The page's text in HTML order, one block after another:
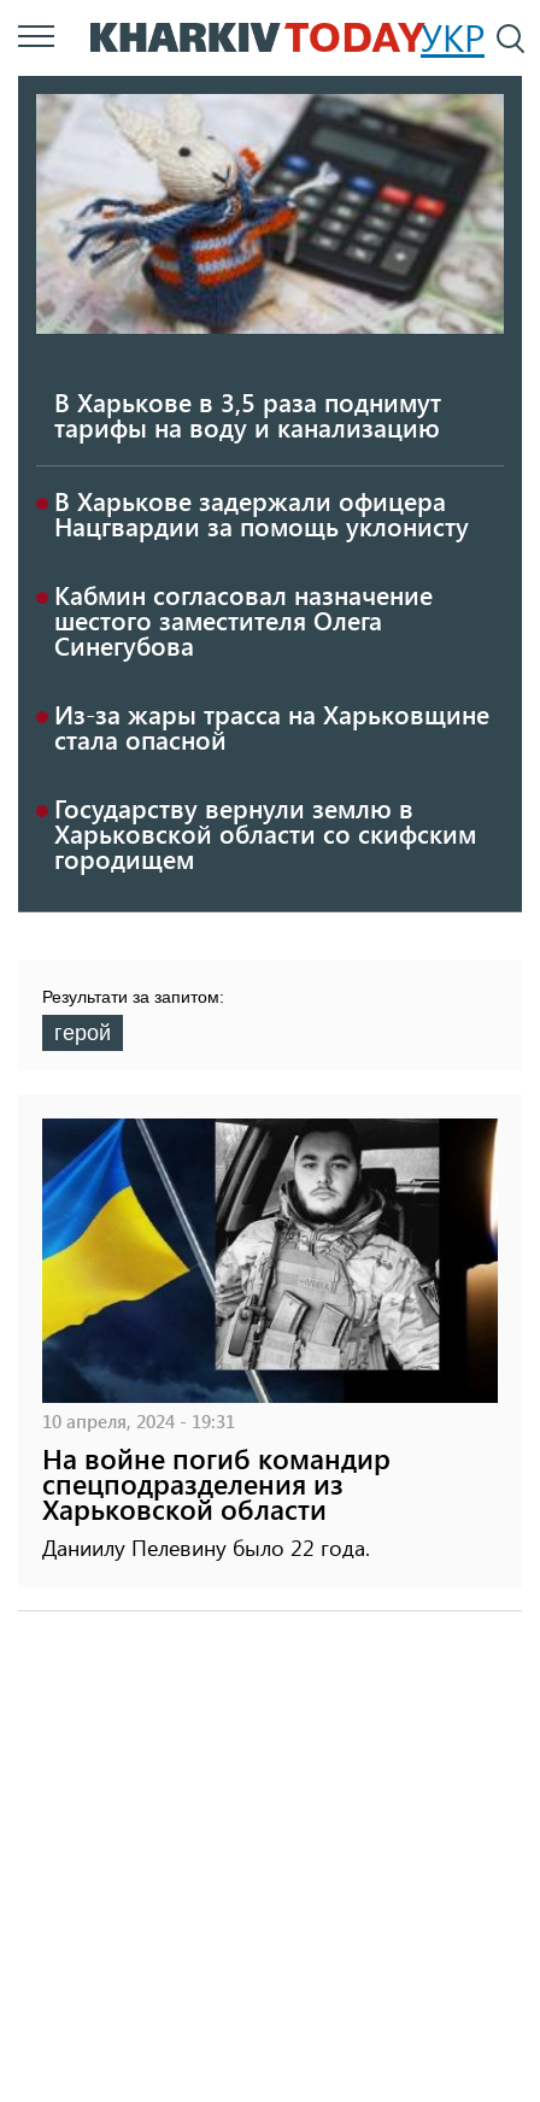
Перейти
к
содержанию
УКР
В Харькове в 3,5 раза поднимут
тарифы на воду и канализацию
В Харькове задержали офицера
Нацгвардии за помощь уклонисту
Кабмин согласовал назначение
шестого заместителя Олега
Синегубова
Из-за жары трасса на Харьковщине
стала опасной
Государству вернули землю в
Харьковской области со скифским
городищем
Результати за запитом:
герой
10 апреля, 2024 - 19:31
На войне погиб командир
спецподразделения из
Харьковской области
Даниилу Пелевину было 22 года.